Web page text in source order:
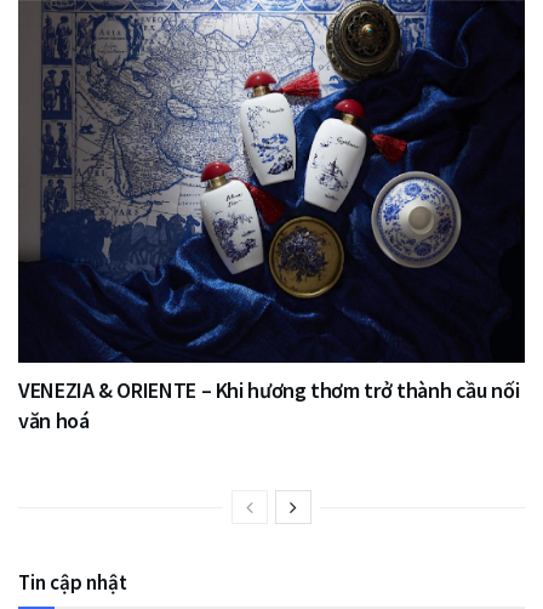
VENEZIA & ORIENTE – Khi hương thơm trở thành cầu nối
văn hoá
Tin cập nhật